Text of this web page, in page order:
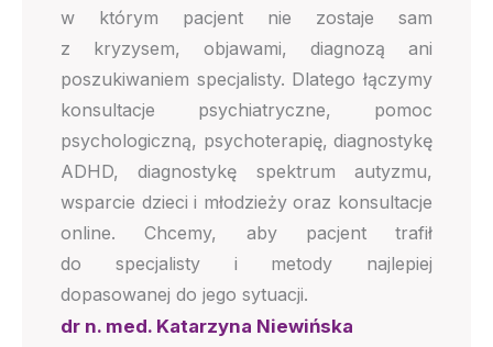
w którym pacjent nie zostaje sam
z kryzysem, objawami, diagnozą ani
poszukiwaniem specjalisty. Dlatego łączymy
konsultacje psychiatryczne, pomoc
psychologiczną, psychoterapię, diagnostykę
ADHD, diagnostykę spektrum autyzmu,
wsparcie dzieci i młodzieży oraz konsultacje
online. Chcemy, aby pacjent trafił
do specjalisty i metody najlepiej
dopasowanej do jego sytuacji.
dr n. med. Katarzyna Niewińska